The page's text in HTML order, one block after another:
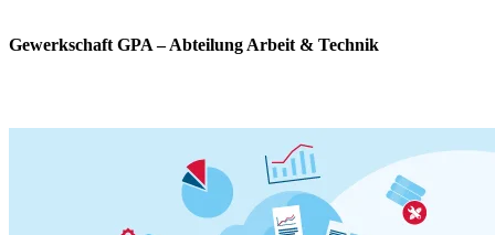
Gewerkschaft GPA – Abteilung Arbeit & Technik